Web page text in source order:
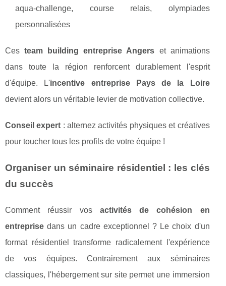
aqua-challenge, course relais, olympiades
personnalisées
Cesteam building entreprise Angers et animations
dans toute la région renforcent durablement l'esprit
d'équipe. L'incentive entreprise Pays de la Loire
devient alors un véritable levier de motivation collective.
Conseil expert : alternez activités physiques et créatives
pour toucher tous les profils de votre équipe !
Organiser un séminaire résidentiel : les clés
du succès
Comment réussir vos activités de cohésion en
entreprise dans un cadre exceptionnel ? Le choix d'un
format résidentiel transforme radicalement l'expérience
de vos équipes. Contrairement aux séminaires
classiques, l'hébergement sur site permet une immersion